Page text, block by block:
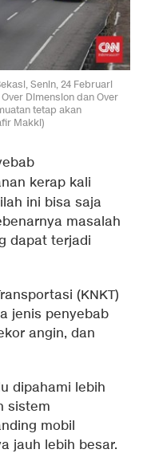
Senin, 24 Februari
Dimension dan Over
tetap akan
Makki)
kerap kali
ini bisa saja
masalah
dapat terjadi
(KNKT)
jenis penyebab
angin, dan
dipahami lebih
sistem
mobil
jauh lebih besar.